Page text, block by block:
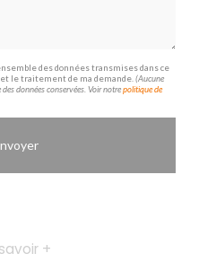
des données transmises dans ce
le traitement de ma demande.(Aucune
données conservées. Voir notrepolitique de
+